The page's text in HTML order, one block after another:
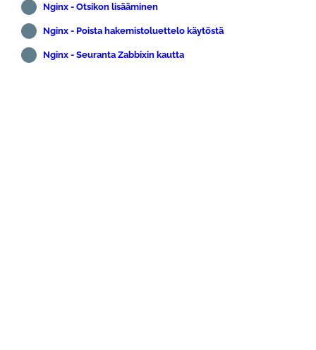
Nginx - Otsikon lisääminen
Nginx - Poista hakemistoluettelo käytöstä
Nginx - Seuranta Zabbixin kautta